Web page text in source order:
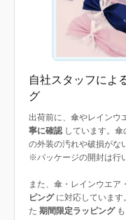
自社スタッフによ
グ
出荷前に、傘やレインウ
寧に確認しています。傘
の外装の汚れや破損がな
※パッケージの開封は行
また、傘・レインウエア
ピングに対応しています
た 期間限定ラッピングも